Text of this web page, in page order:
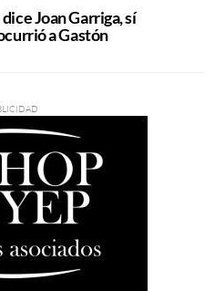
Joan Garriga, sí
a Gastón